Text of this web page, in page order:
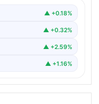
yönelik geniş çaplı
▲ +0.18%
▲ +0.32%
▲ +2.59%
▲ +1.16%